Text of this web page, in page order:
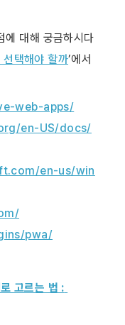
에 대해 궁금하시다
택해야 할까’에서
web-apps/
en-US/docs/
en-us/win
pwa/
고르는 법 :